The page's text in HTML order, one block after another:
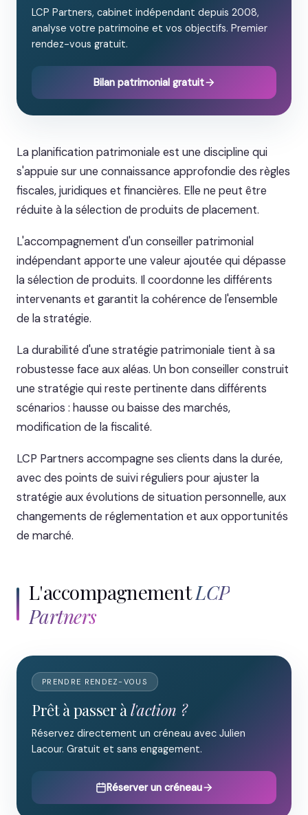
LCP Partners, cabinet indépendant depuis 2008,
analyse votre patrimoine et vos objectifs. Premier
rendez-vous gratuit.
Bilan patrimonial gratuit
La planification patrimoniale est une discipline qui
s'appuie sur une connaissance approfondie des règles
fiscales, juridiques et financières. Elle ne peut être
réduite à la sélection de produits de placement.
L'accompagnement d'un conseiller patrimonial
indépendant apporte une valeur ajoutée qui dépasse
la sélection de produits. Il coordonne les différents
intervenants et garantit la cohérence de l'ensemble
de la stratégie.
La durabilité d'une stratégie patrimoniale tient à sa
robustesse face aux aléas. Un bon conseiller construit
une stratégie qui reste pertinente dans différents
scénarios : hausse ou baisse des marchés,
modification de la fiscalité.
LCP Partners accompagne ses clients dans la durée,
avec des points de suivi réguliers pour ajuster la
stratégie aux évolutions de situation personnelle, aux
changements de réglementation et aux opportunités
de marché.
L'accompagnementLCP
Partners
PRENDRE RENDEZ-VOUS
Prêt à passer àl'action ?
Réservez directement un créneau avec Julien
Lacour. Gratuit et sans engagement.
Réserver un créneau